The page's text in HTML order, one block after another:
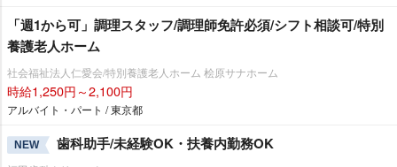
「週1から可」調理スタッフ/調理師免許必須/シフト相談可/特別
養護老人ホーム
社会福祉法人仁愛会/特別養護老人ホーム 桧原サナホーム
時給1,250円～2,100円
アルバイト・パート / 東京都
NEW 歯科助手/未経験OK・扶養内勤務OK